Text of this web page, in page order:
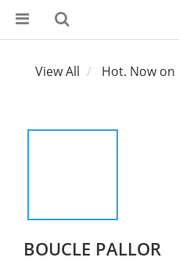
View All Hot. Now on
BOUCLE PALLOR